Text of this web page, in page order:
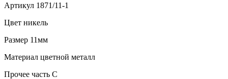
Артикул 1871/11-1
Цвет никель
Размер 11мм
Материал цветной металл
Прочее часть С